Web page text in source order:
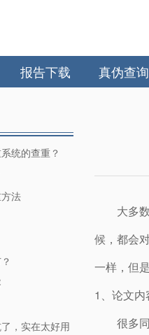
报告下载 真伪查询
统的查重？
法
，实在太好用
大多
候，都会
一样，但
1、论文
很多